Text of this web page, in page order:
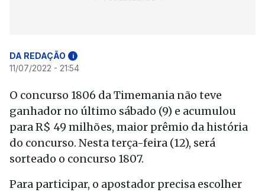
DA REDAÇÃO i
11/07/2022 - 21:54
O concurso 1806 da Timemania não teve
ganhador no último sábado (9) e acumulou
para R$ 49 milhões, maior prêmio da história
do concurso. Nesta terça-feira (12), será
sorteado o concurso 1807.
Para participar, o apostador precisa escolher